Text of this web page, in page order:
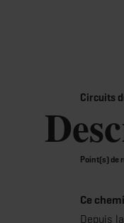
Circuits
Point(s) de
Ce
Depuis